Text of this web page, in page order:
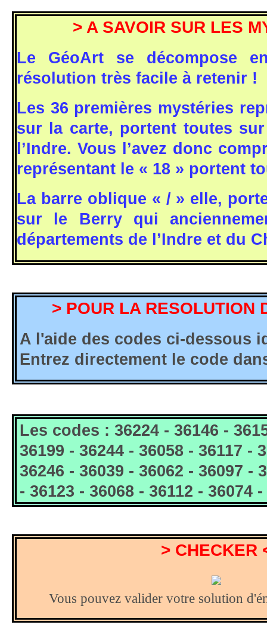
> A SAVOIR SUR LES
Le GéoArt se décompose
résolution très facile à retenir !
Les 36 premières mystéries
sur la carte, portent toutes
l’Indre. Vous l’avez donc
représentant le « 18 » portent
La barre oblique « / » elle,
sur le Berry qui
départements de l’Indre et du
> POUR LA RESOLUTION
A l'aide des codes ci-dessous
Entrez directement le code
Les codes : 36224 - 36146 -
36199 - 36244 - 36058 - 36117 -
36246 - 36039 - 36062 - 36097 -
- 36123 - 36068 - 36112 - 36074
> CHECKER
Vous pouvez valider votre solution